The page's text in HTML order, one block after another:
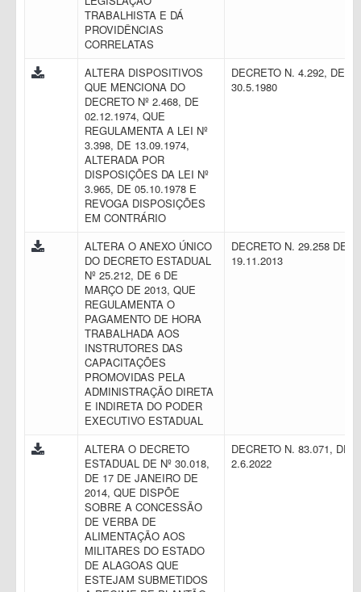
TRABALHISTA E DÁ
PROVIDÊNCIAS
CORRELATAS
ALTERA DISPOSITIVOS
QUE MENCIONA DO
DECRETO Nº 2.468, DE
02.12.1974, QUE
REGULAMENTA A LEI Nº
3.398, DE 13.09.1974,
ALTERADA POR
DISPOSIÇÕES DA LEI Nº
3.965, DE 05.10.1978 E
REVOGA DISPOSIÇÕES
EM CONTRÁRIO
DECRETO N. 4.292, DE
30.5.1980
ALTERA O ANEXO ÚNICO
DO DECRETO ESTADUAL
Nº 25.212, DE 6 DE
MARÇO DE 2013, QUE
REGULAMENTA O
PAGAMENTO DE HORA
TRABALHADA AOS
INSTRUTORES DAS
CAPACITAÇÕES
PROMOVIDAS PELA
ADMINISTRAÇÃO DIRETA
E INDIRETA DO PODER
EXECUTIVO ESTADUAL
DECRETO N. 29.258 DE
19.11.2013
ALTERA O DECRETO
ESTADUAL DE Nº 30.018,
DE 17 DE JANEIRO DE
2014, QUE DISPÕE
SOBRE A CONCESSÃO
DE VERBA DE
ALIMENTAÇÃO AOS
MILITARES DO ESTADO
DE ALAGOAS QUE
ESTEJAM SUBMETIDOS
DECRETO N. 83.071, DE
2.6.2022